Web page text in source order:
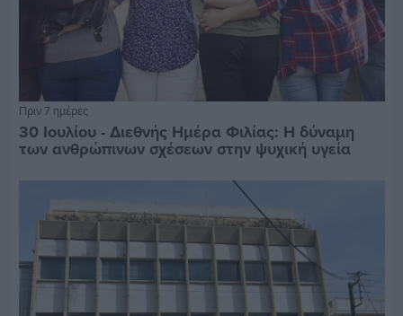
Πριν 7 ημέρες
30 Ιουλίου - Διεθνής Ημέρα Φιλίας: Η δύναμη
των ανθρώπινων σχέσεων στην ψυχική υγεία